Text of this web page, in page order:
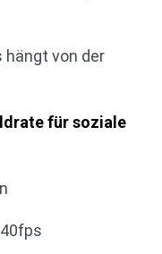
hängt von der
für soziale